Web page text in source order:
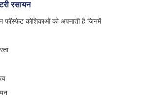
रसायन
फॉस्फेट कोशिकाओं को अपनाती है जिनमें